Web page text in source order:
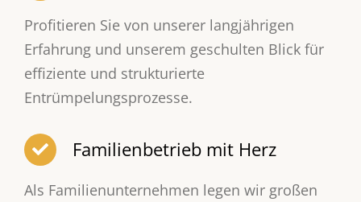
Profitieren Sie von unserer langjährigen
Erfahrung und unserem geschulten Blick für
effiziente und strukturierte
Entrümpelungsprozesse.
Familienbetrieb mit Herz
Als Familienunternehmen legen wir großen